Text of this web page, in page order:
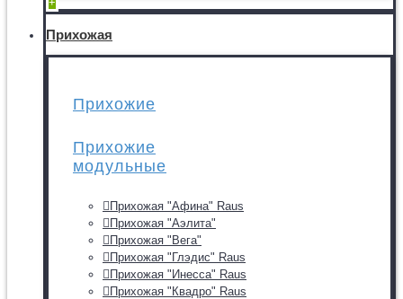
Прихожая
Прихожие
Прихожие
модульные
Прихожая "Афина" Raus
Прихожая "Аэлита"
Прихожая "Вега"
Прихожая "Глэдис" Raus
Прихожая "Инесса" Raus
Прихожая "Квадро" Raus